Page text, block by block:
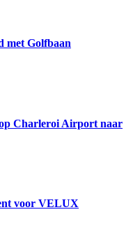
met Golfbaan
Charleroi Airport naar
voor VELUX